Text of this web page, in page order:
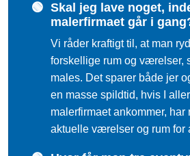
🟢 Skal jeg lave noget,
malerfirmaet går i
Vi råder kraftigt til, at man
forskellige rum og værelser,
males. Det sparer både jer
en masse spildtid, hvis I
malerfirmaet ankommer, har
aktuelle værelser og rum for